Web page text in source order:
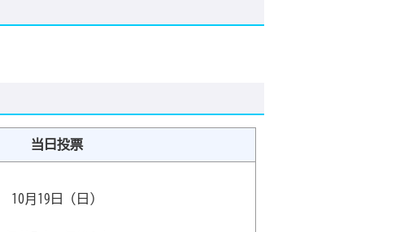
当日投票
10月19日（日）